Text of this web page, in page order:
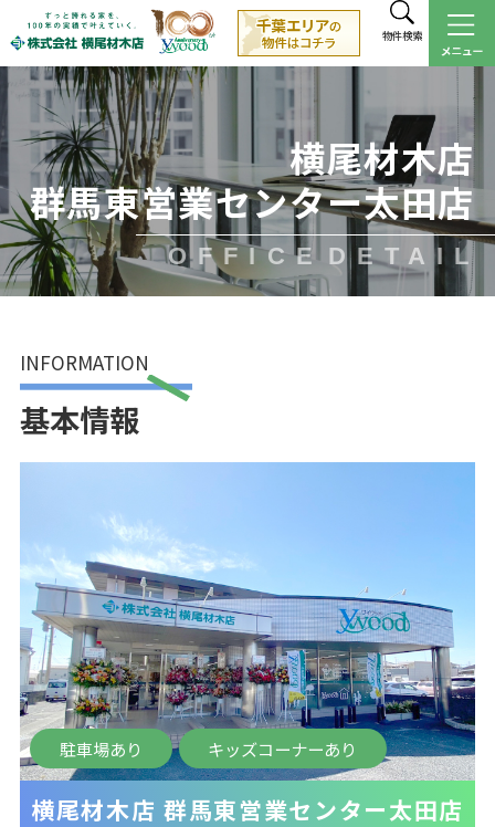
物件検索
横尾材木店
群馬東営業センター太田店
OFFICE DETAIL
INFORMATION
基本情報
横尾材木店 群馬東営業センター太田店
駐車場あり キッズコーナーあり